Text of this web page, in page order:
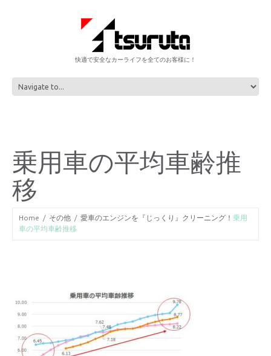
快適で安全なカーライフを全てのお客様に！
乗用車の平均車齢推
移
Home その他 愛車のエンジンを『じっくり』クリーニング！ 乗用
車の平均車齢推移